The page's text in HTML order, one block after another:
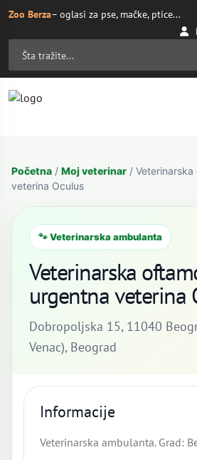
Zoo Berza– oglasi za pse, mačke, ptice...
Početna / Moj veterinar /
veterina Oculus
🐾 Veterinarska ambulanta
Veterinarska
urgentna veterina
Dobropoljska 15, 11040
Venac), Beograd
Informacije
Veterinarska ambulanta. Grad: